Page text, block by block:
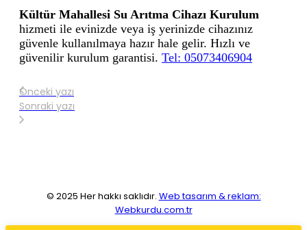
Kültür Mahallesi Su Arıtma Cihazı Kurulum
hizmeti ile evinizde veya iş yerinizde cihazınız
güvenle kullanılmaya hazır hale gelir. Hızlı ve
güvenilir kurulum garantisi. Tel: 05073406904
Önceki yazı
Sonraki yazı
© 2025 Her hakkı saklıdır. Web tasarım & reklam:
Webkurdu.com.tr